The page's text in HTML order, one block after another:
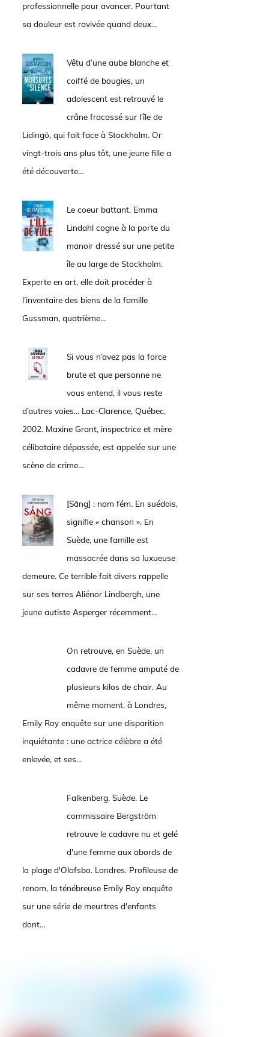
professionnelle pour avancer. Pourtant
sa douleur est ravivée quand deux…
Vêtu d’une aube blanche et
coiffé de bougies, un
adolescent est retrouvé le
crâne fracassé sur l’île de
Lidingö, qui fait face à Stockholm. Or
vingt-trois ans plus tôt, une jeune fille a
été découverte…
Le coeur battant, Emma
Lindahl cogne à la porte du
manoir dressé sur une petite
île au large de Stockholm.
Experte en art, elle doit procéder à
l’inventaire des biens de la famille
Gussman, quatrième…
Si vous n’avez pas la force
brute et que personne ne
vous entend, il vous reste
d’autres voies... Lac-Clarence, Québec,
2002. Maxine Grant, inspectrice et mère
célibataire dépassée, est appelée sur une
scène de crime…
[Sång] : nom fém. En suédois,
signifie « chanson ». En
Suède, une famille est
massacrée dans sa luxueuse
demeure. Ce terrible fait divers rappelle
sur ses terres Aliénor Lindbergh, une
jeune autiste Asperger récemment…
On retrouve, en Suède, un
cadavre de femme amputé de
plusieurs kilos de chair. Au
même moment, à Londres,
Emily Roy enquête sur une disparition
inquiétante : une actrice célèbre a été
enlevée, et ses…
Falkenberg. Suède. Le
commissaire Bergström
retrouve le cadavre nu et gelé
d'une femme aux abords de
la plage d'Olofsbo. Londres. Profileuse de
renom, la ténébreuse Emily Roy enquête
sur une série de meurtres d'enfants
dont…